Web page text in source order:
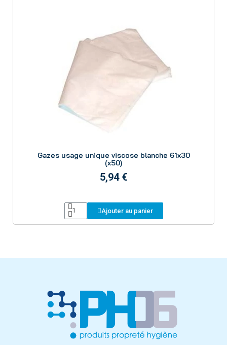
Gazes usage unique viscose blanche 61x30
(x50)
5,94 €
Ajouter au panier